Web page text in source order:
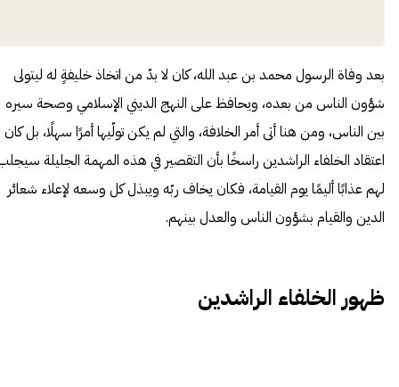
بعد وفاة الرسول محمد بن عبد الله، كان لا بدّ من اتخاذ خليفةٍ له ليتولى
شؤون الناس من بعده، ويحافظ على النهج الديني الإسلامي وصحة سيره
بين الناس، ومن هنا أتى أمر الخلافة، والتي لم يكن تولّيها أمرًا سهلًا، بل كان
اعتقاد الخلفاء الراشدين راسخًا بأن التقصير في هذه المهمة الجليلة
لهم عذابًا أليمًا يوم القيامة، فكان يخاف ربّه ويبذل كل وسعه لإعلاء شعائر
الدين والقيام بشؤون الناس والعدل بينهم.
ظهور الخلفاء الراشدين